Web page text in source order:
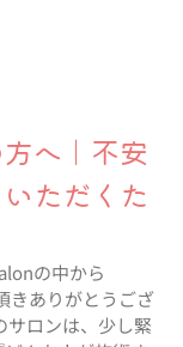
へ｜不安
ただくた
の中から
きありがとうござ
ロンは、少し緊